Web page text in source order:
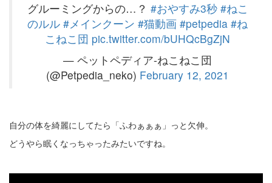
グルーミングからの…？ #おやすみ3秒 #ねこ
のルル #メインクーン #猫動画 #petpedia #ね
こねこ団 pic.twitter.com/bUHQcBgZjN
— ペットペディア-ねこねこ団
(@Petpedia_neko) February 12, 2021
自分の体を綺麗にしてたら「ふわぁぁぁ」っと欠伸。
どうやら眠くなっちゃったみたいですね。